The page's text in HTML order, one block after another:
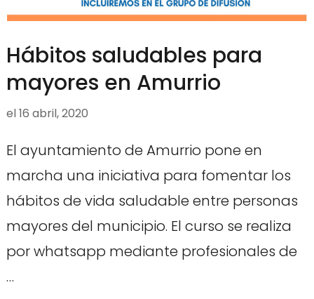
Hábitos saludables para
mayores en Amurrio
el16 abril, 2020
El ayuntamiento de Amurrio pone en
marcha una iniciativa para fomentar los
hábitos de vida saludable entre personas
mayores del municipio. El curso se realiza
por whatsapp mediante profesionales de
…